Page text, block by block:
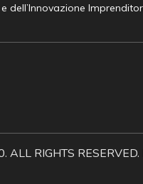
RIGHTS RESERVED.